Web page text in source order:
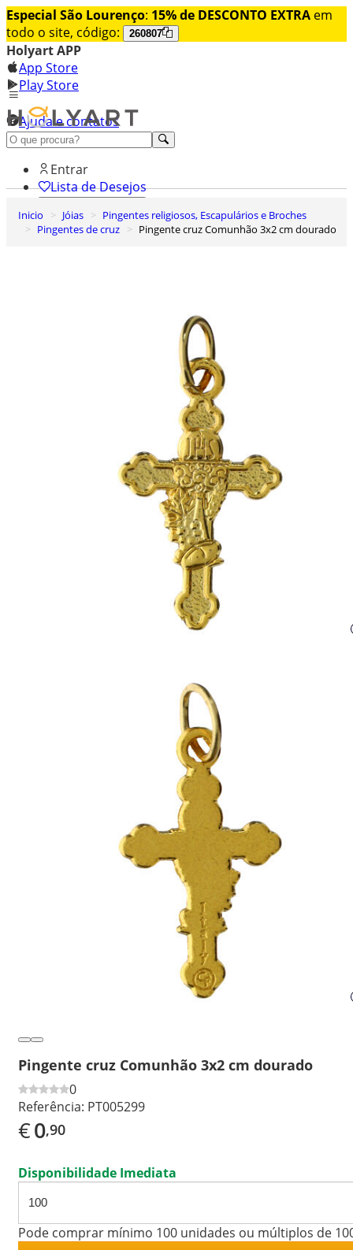
Especial São Lourenço: 15% de DESCONTO EXTRA em
todo o site, código:
260807
Holyart APP
App Store
Play Store
Ajuda e contatos
Conheça premium
Entrar
Lista de Desejos
0
Carrinho de Compras
Inicio Jóias
Pingentes religiosos, Escapulários e Broches
Pingentes de cruz
Pingente cruz Comunhão 3x2 cm dourado
Pingente cruz Comunhão 3x2 cm dourado
0
Referência: PT005299
€0,90
Disponibilidade Imediata
Pode comprar mínimo 100 unidades ou múltiplos de